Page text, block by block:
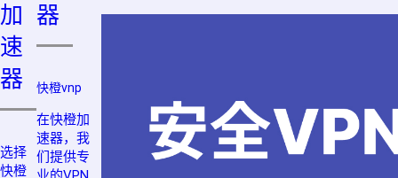
加
速
器
选择
快橙
器
快橙vnp
在快橙加
速器，我
们提供专